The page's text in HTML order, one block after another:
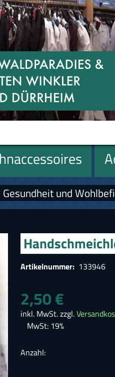
und
Artikelnummer: 133946
2,50 €
inkl. MwSt. zzgl.
MwSt: 19%
Anzahl: